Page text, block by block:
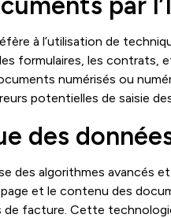
à l’utilisation de
formulaires, les contrats,
numérisés ou
potentielles de saisie
des
des algorithmes
et le contenu des
facture. Cette